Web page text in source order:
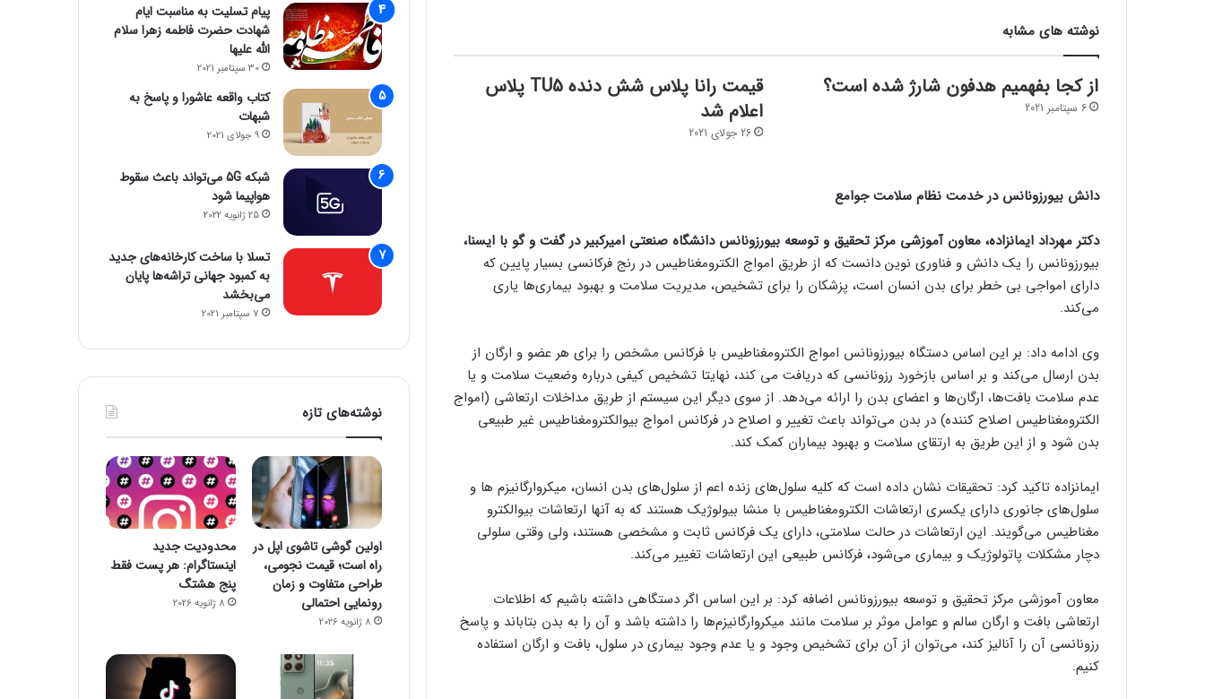
نوشته های مشابه
از کجا بفهمیم هدفون شارژ شده است؟
6 سپتامبر 2021
قیمت رانا پلاس شش دنده TU5 پلاس
اعلام شد
26 جولای 2021
دانش بیورزونانس در خدمت نظام سلامت جوامع
دکتر مهرداد ایمانزاده، معاون آموزشی مرکز تحقیق و توسعه بیورزونانس دانشگاه صنعتی امیرکبیر در گفت و گو با ایسنا،
بیورزونانس را یک دانش و فناوری نوین دانست که از طریق امواج الکترومغناطیس در رنج فرکانسی بسیار پایین که
دارای امواجی بی خطر برای بدن انسان است، پزشکان را برای تشخیص، مدیریت سلامت و بهبود بیماری‌ها یاری
می‌کند.
وی ادامه داد: بر این اساس دستگاه بیورزونانس امواج الکترومغناطیس با فرکانس مشخص را برای هر عضو و ارگان از
بدن ارسال می‌کند و بر اساس بازخورد رزونانسی که دریافت می کند، نهایتا تشخیص کیفی درباره وضعیت سلامت و یا
عدم سلامت بافت‌ها، ارگان‌ها و اعضای بدن را ارائه می‌دهد. از سوی دیگر این سیستم از طریق مداخلات ارتعاشی (امواج
الکترومغناطیس اصلاح کننده) در بدن می‌تواند باعث تغییر و اصلاح در فرکانس امواج بیوالکترومغناطیس غیر طبیعی
بدن شود و از این طریق به ارتقای سلامت و بهبود بیماران کمک کند.
ایمانزاده تاکید کرد: تحقیقات نشان داده است که کلیه سلول‌های زنده اعم از سلول‌های بدن انسان، میکروارگانیزم ها و
سلول‌های جانوری دارای یکسری ارتعاشات الکترومغناطیس با منشا بیولوژیک هستند که به آنها ارتعاشات بیوالکترو
مغناطیس می‌گویند. این ارتعاشات در حالت سلامتی، دارای یک فرکانس ثابت و مشخصی هستند، ولی وقتی سلولی
دچار مشکلات پاتولوژیک و بیماری می‌شود، فرکانس طبیعی این ارتعاشات تغییر می‌کند.
معاون آموزشی مرکز تحقیق و توسعه بیورزونانس اضافه کرد: بر این اساس اگر دستگاهی داشته باشیم که اطلاعات
ارتعاشی بافت و ارگان سالم و عوامل موثر بر سلامت مانند میکروارگانیزم‌ها را داشته باشد و آن را به بدن بتاباند و پاسخ
رزونانسی آن را آنالیز کند، می‌توان از آن برای تشخیص وجود و یا عدم وجود بیماری در سلول، بافت و ارگان استفاده
کنیم.
پیام تسلیت به مناسبت ایام
شهادت حضرت فاطمه زهرا سلام
الله علیها
30 سپتامبر 2021
کتاب واقعه عاشورا و پاسخ به
شبهات
9 جولای 2021
شبکه 5G می‌تواند باعث سقوط
هواپیما شود
25 ژانویه 2022
تسلا با ساخت کارخانه‌های جدید
به کمبود جهانی تراشه‌ها پایان
می‌بخشد
7 سپتامبر 2021
نوشته‌های تازه
اولین گوشی تاشوی اپل در
راه است؛ قیمت نجومی،
طراحی متفاوت و زمان
رونمایی احتمالی
8 ژانویه 2026
محدودیت جدید
اینستاگرام: هر پست فقط
پنج هشتگ
8 ژانویه 2026